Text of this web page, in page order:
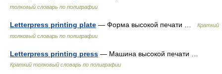
толковый словарь по полиграфии
Letterpress printing plate — Форма высокой печати …
Краткий
толковый словарь по полиграфии
Letterpress printing press — Машина высокой печати …
Краткий толковый словарь по полиграфии